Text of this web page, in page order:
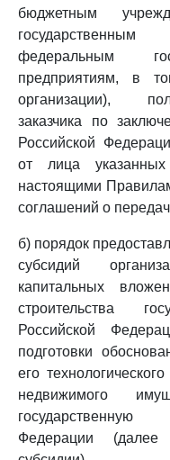
бюджетным
федеральным
предприятиям, в
организации),
заказчика по
Российской
от лица
настоящими
соглашений о
б) порядок
субсидий
капитальных
строительства
Российской
подготовки
его
недвижимого
государственную
Федерации (далее